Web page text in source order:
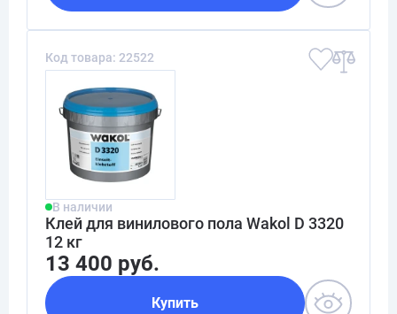
Код товара: 22522
В наличии
Клей для винилового пола Wakol D 3320
12 кг
13 400 руб.
Купить